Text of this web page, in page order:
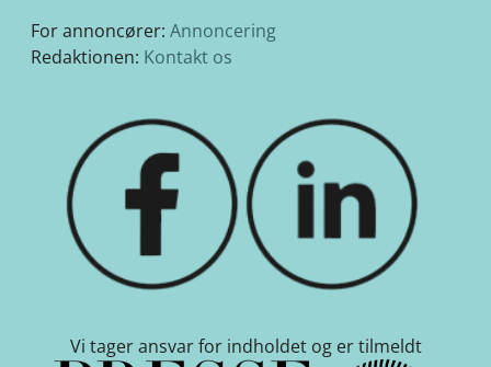
For annoncører: Annoncering
Redaktionen: Kontakt os
Vi tager ansvar for indholdet og er tilmeldt